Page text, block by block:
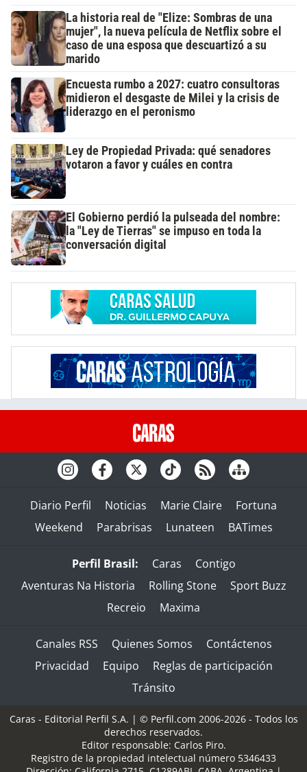
La historia real de "Elize: Sombras de una
mujer", la nueva película de Netflix sobre el
caso de una esposa que descuartizó a su
marido
Encuesta rumbo a 2027: cuatro consultoras
midieron el desgaste de Milei y la crisis de
liderazgo en el peronismo
Ley de Propiedad Privada: qué senadores
votaron a favor y cuáles en contra
El Gobierno perdió la pulseada del nombre:
la "Ley de Tierras" se impuso en toda la
conversación digital
Diario Perfil Noticias Marie Claire
Fortuna
Weekend
Parabrisas Lunateen BATimes
Perfil Brasil: Caras
Contigo
Aventuras Na Historia
Rolling Stone
Sport Buzz
Recreio
Maxima
Canales RSS Quienes Somos
Contáctenos
Privacidad
Equipo
Reglas de participación
Tránsito
Caras - Editorial Perfil S.A. | © Perfil.com 2006-2026 - Todos los
derechos reservados.
Editor responsable: Carlos Piro.
Registro de la propiedad intelectual número 5346433